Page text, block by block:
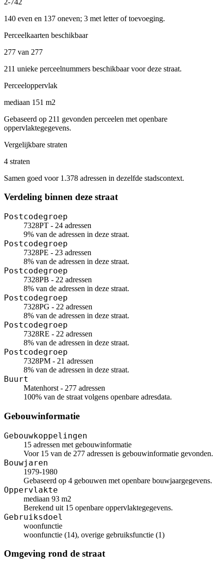
140 even en 137 oneven; 3 met letter of toevoeging.
Perceelkaarten beschikbaar
277 van 277
211 unieke perceelnummers beschikbaar voor deze straat.
Perceeloppervlak
mediaan 151 m2
Gebaseerd op 211 gevonden perceelen met openbare
oppervlaktegegevens.
Vergelijkbare straten
4 straten
Samen goed voor 1.378 adressen in dezelfde stadscontext.
Verdeling binnen deze straat
Postcodegroep
7328PT - 24 adressen
9% van de adressen in deze straat.
Postcodegroep
7328PE - 23 adressen
8% van de adressen in deze straat.
Postcodegroep
7328PB - 22 adressen
8% van de adressen in deze straat.
Postcodegroep
7328PG - 22 adressen
8% van de adressen in deze straat.
Postcodegroep
7328RE - 22 adressen
8% van de adressen in deze straat.
Postcodegroep
7328PM - 21 adressen
8% van de adressen in deze straat.
Buurt
Matenhorst - 277 adressen
100% van de straat volgens openbare adresdata.
Gebouwinformatie
Gebouwkoppelingen
15 adressen met gebouwinformatie
Voor 15 van de 277 adressen is gebouwinformatie gevonden.
Bouwjaren
1979-1980
Gebaseerd op 4 gebouwen met openbare bouwjaargegevens.
Oppervlakte
mediaan 93 m2
Berekend uit 15 openbare oppervlaktegegevens.
Gebruiksdoel
woonfunctie
woonfunctie (14), overige gebruiksfunctie (1)
Omgeving rond de straat